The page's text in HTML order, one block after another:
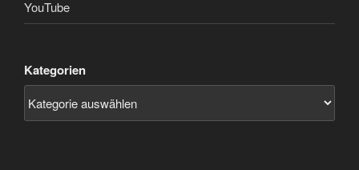
YouTube
Kategorien